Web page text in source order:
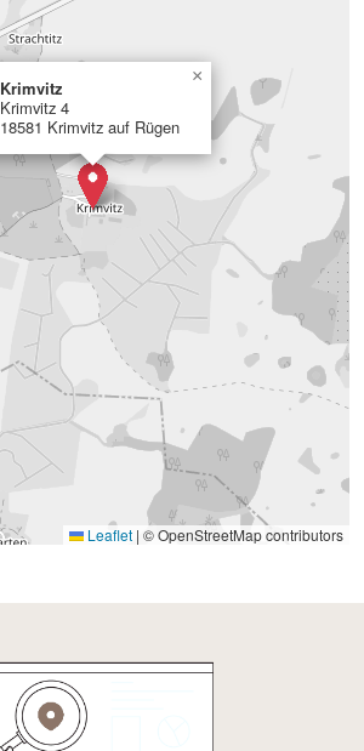
Krimvitz
Krimvitz 4
18581 Krimvitz auf Rügen
×
Leaflet | © OpenStreetMap contributors